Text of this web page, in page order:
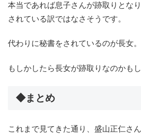
本当であれば息子さんが跡取りとな
されている訳ではなさそうです。
代わりに秘書をされているのが長女。
もしかしたら長女が跡取りなのかも
◆まとめ
これまで見てきた通り、盛山正仁さ